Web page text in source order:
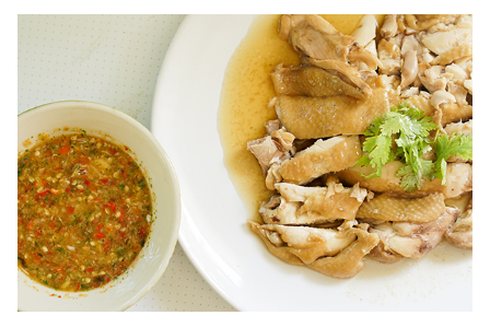
Infographic
บริการ
แอปฯ
กระปุก
คอร์ส
ออนไลน์